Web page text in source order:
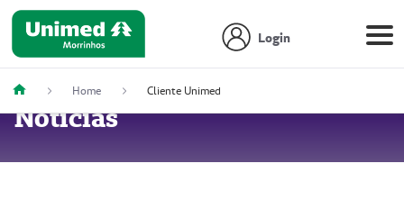
Login
Home Cliente Unimed
Notícias